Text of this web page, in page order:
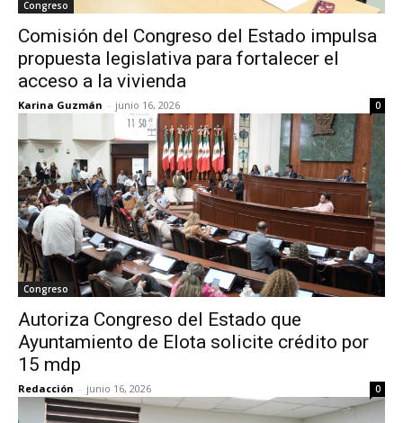
Congreso
Comisión del Congreso del Estado impulsa
propuesta legislativa para fortalecer el
acceso a la vivienda
Karina Guzmán - junio 16, 2026 0
Congreso
Autoriza Congreso del Estado que
Ayuntamiento de Elota solicite crédito por
15 mdp
Redacción - junio 16, 2026 0